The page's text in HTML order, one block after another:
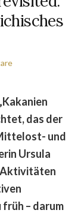
das der
und
Ursula
Aktivitäten
– darum